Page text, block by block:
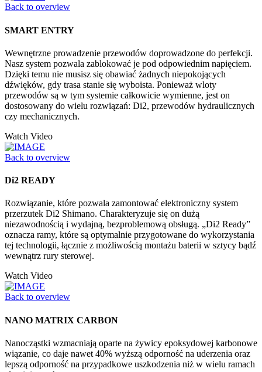
Back to overview
SMART ENTRY
Wewnętrzne prowadzenie przewodów doprowadzone do perfekcji.
Nasz system pozwala zablokować je pod odpowiednim napięciem.
Dzięki temu nie musisz się obawiać żadnych niepokojących
dźwięków, gdy trasa stanie się wyboista. Ponieważ wloty
przewodów są w tym systemie całkowicie wymienne, jest on
dostosowany do wielu rozwiązań: Di2, przewodów hydraulicznych
czy mechanicznych.
Watch Video
Back to overview
Di2 READY
Rozwiązanie, które pozwala zamontować elektroniczny system
przerzutek Di2 Shimano. Charakteryzuje się on dużą
niezawodnością i wydajną, bezproblemową obsługą. „Di2 Ready”
oznacza ramy, które są optymalnie przygotowane do wykorzystania
tej technologii, łącznie z możliwością montażu baterii w sztycy bądź
wewnątrz rury sterowej.
Watch Video
Back to overview
NANO MATRIX CARBON
Nanocząstki wzmacniają oparte na żywicy epoksydowej karbonowe
wiązanie, co daje nawet 40% wyższą odporność na uderzenia oraz
lepszą odporność na przypadkowe uszkodzenia niż w wielu ramach